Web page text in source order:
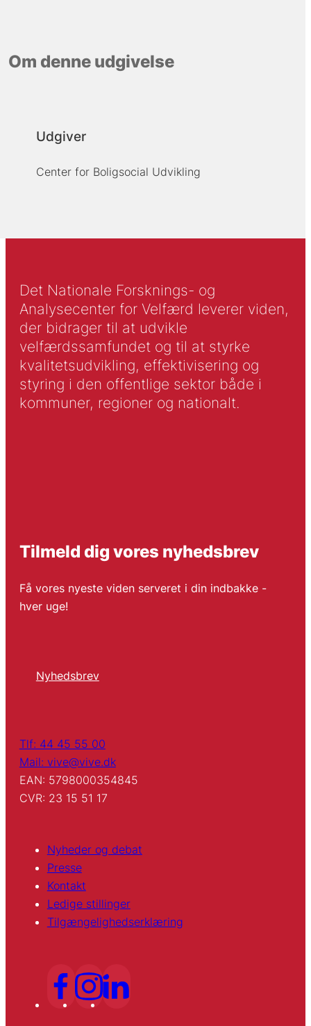
Om denne udgivelse
Udgiver
Center for Boligsocial Udvikling
Det Nationale Forsknings- og
Analysecenter for Velfærd leverer viden,
der bidrager til at udvikle
velfærdssamfundet og til at styrke
kvalitetsudvikling, effektivisering og
styring i den offentlige sektor både i
kommuner, regioner og nationalt.
Tilmeld dig vores nyhedsbrev
Få vores nyeste viden serveret i din indbakke -
hver uge!
Nyhedsbrev
Tlf: 44 45 55 00
Mail: vive@vive.dk
EAN: 5798000354845
CVR: 23 15 51 17
Nyheder og debat
Presse
Kontakt
Ledige stillinger
Tilgængelighedserklæring